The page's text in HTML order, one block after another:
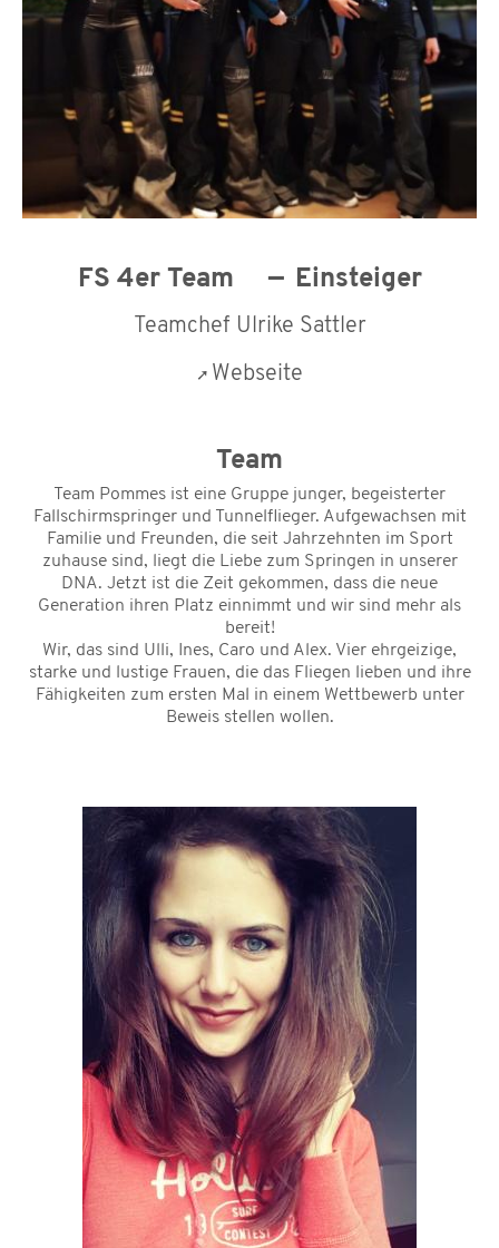
FS 4er Team Einsteiger
Teamchef Ulrike Sattler
Webseite
Team
Team Pommes ist eine Gruppe junger, begeisterter
Fallschirmspringer und Tunnelflieger. Aufgewachsen mit
Familie und Freunden, die seit Jahrzehnten im Sport
zuhause sind, liegt die Liebe zum Springen in unserer
DNA. Jetzt ist die Zeit gekommen, dass die neue
Generation ihren Platz einnimmt und wir sind mehr als
bereit!
Wir, das sind Ulli, Ines, Caro und Alex. Vier ehrgeizige,
starke und lustige Frauen, die das Fliegen lieben und ihre
Fähigkeiten zum ersten Mal in einem Wettbewerb unter
Beweis stellen wollen.